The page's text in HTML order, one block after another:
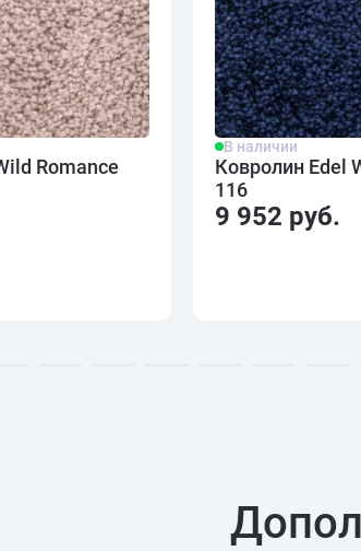
Romance
В наличии
Ковролин Edel
116
9 952 руб.